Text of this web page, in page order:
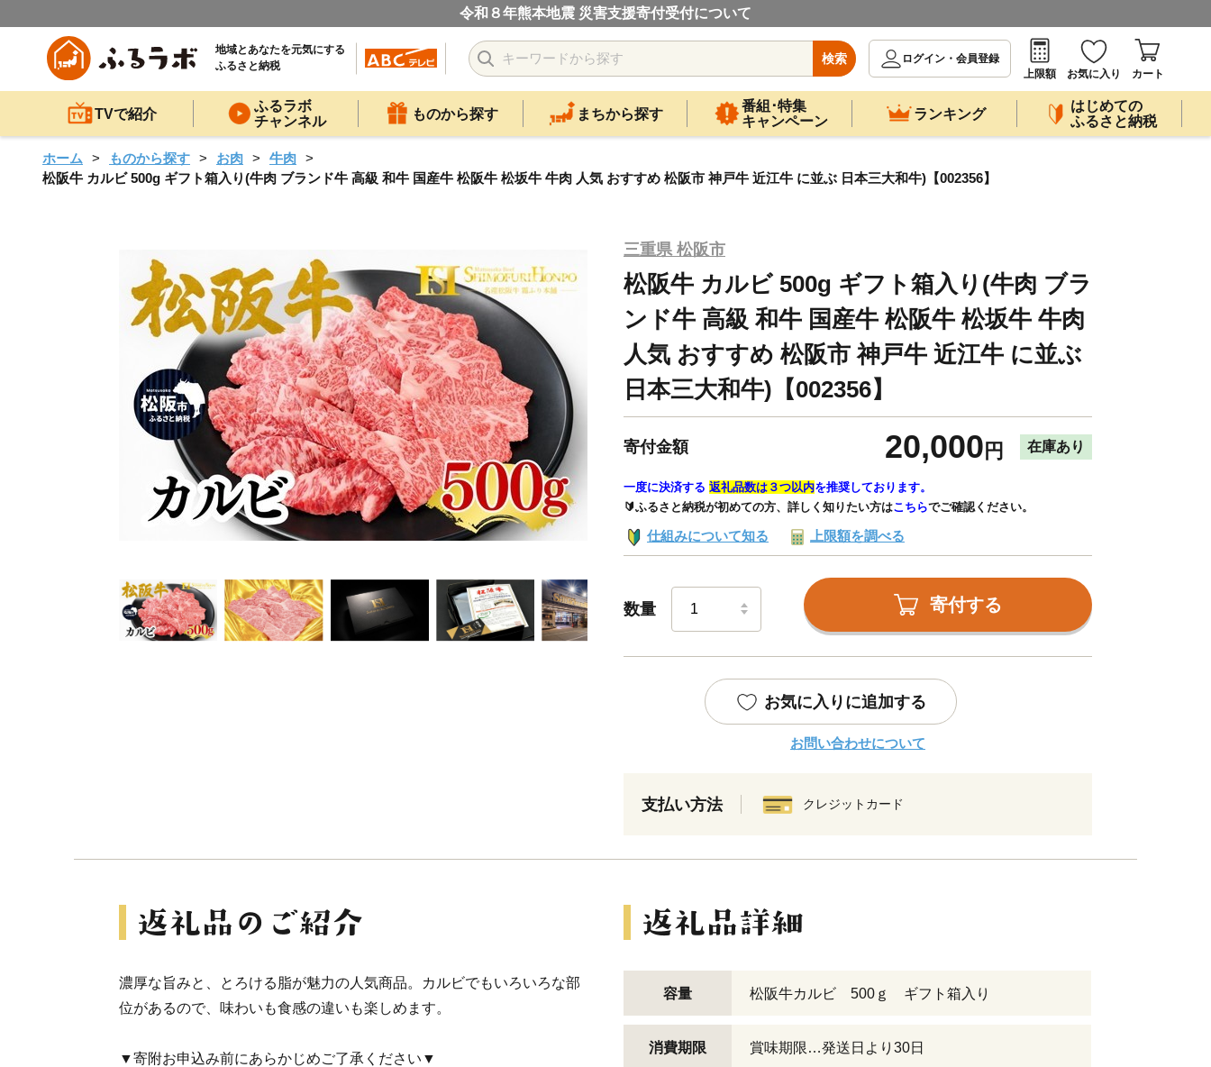
令和８年熊本地震 災害支援寄付受付について
地域とあなたを元気にする
ふるさと納税
検索
ログイン・会員登録
上限額
お気に入り カート
TVで紹介
ふるラボ
チャンネル
ものから探す まちから探す
番組･特集
キャンペーン
ランキング
はじめての
ふるさと納税
ホーム ものから探す お肉
牛肉
松阪牛 カルビ 500g ギフト箱入り(牛肉 ブランド牛 高級 和牛 国産牛 松阪牛 松坂牛 牛肉 人気 おすすめ 松阪市 神戸牛 近江牛 に並ぶ 日本三大和牛)【002356】
三重県 松阪市
松阪牛 カルビ 500g ギフト箱入り(牛肉 ブラ
ンド牛 高級 和牛 国産牛 松阪牛 松坂牛 牛肉
人気 おすすめ 松阪市 神戸牛 近江牛 に並ぶ
日本三大和牛)【002356】
寄付金額 20,000 円 在庫あり
一度に決済する 返礼品数は３つ以内を推奨しております。
🔰ふるさと納税が初めての方、詳しく知りたい方はこちらでご確認ください。
仕組みについて知る 上限額を調べる
数量 寄付する
お気に入りに追加する
お問い合わせについて
支払い方法 クレジットカード
濃厚な旨みと、とろける脂が魅力の人気商品。カルビでもいろいろな部
位があるので、味わいも食感の違いも楽しめます。
▼寄附お申込み前にあらかじめご了承ください▼
容量 松阪牛カルビ 500ｇ ギフト箱入り
消費期限 賞味期限…発送日より30日